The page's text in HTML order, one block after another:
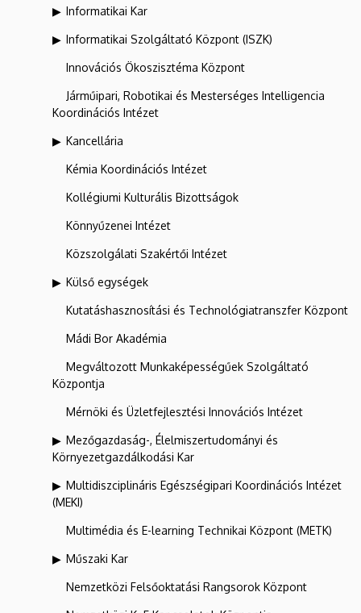
Informatikai Kar
Informatikai Szolgáltató Központ (ISZK)
Innovációs Ökoszisztéma Központ
Járműipari, Robotikai és Mesterséges Intelligencia
Koordinációs Intézet
Kancellária
Kémia Koordinációs Intézet
Kollégiumi Kulturális Bizottságok
Könnyűzenei Intézet
Közszolgálati Szakértői Intézet
Külső egységek
Kutatáshasznosítási és Technológiatranszfer Központ
Mádi Bor Akadémia
Megváltozott Munkaképességűek Szolgáltató
Központja
Mérnöki és Üzletfejlesztési Innovációs Intézet
Mezőgazdaság-, Élelmiszertudományi és
Környezetgazdálkodási Kar
Multidiszciplináris Egészségipari Koordinációs Intézet
(MEKI)
Multimédia és E-learning Technikai Központ (METK)
Műszaki Kar
Nemzetközi Felsőoktatási Rangsorok Központ